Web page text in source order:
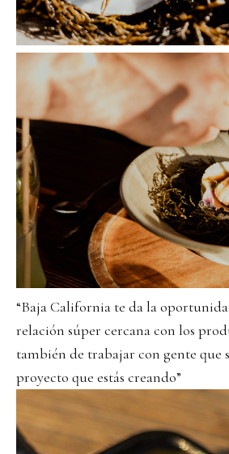
“Baja California te da la
relación súper cercana con los
también de trabajar con gente que
proyecto que estás creando”